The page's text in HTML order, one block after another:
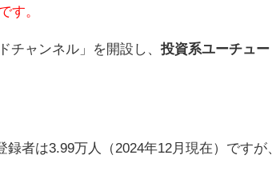
す。
チャンネル 」を開設し、 投資系ユーチュー
録者は3.99万人（2024年12月現在）ですが、